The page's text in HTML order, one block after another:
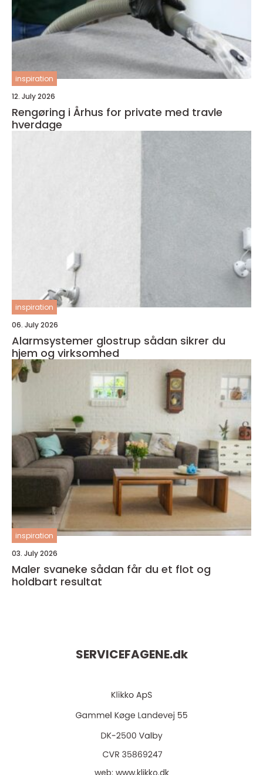
inspiration
12. July 2026
Rengøring i Århus for private med travle
hverdage
inspiration
06. July 2026
Alarmsystemer glostrup sådan sikrer du
hjem og virksomhed
inspiration
03. July 2026
Maler svaneke sådan får du et flot og
holdbart resultat
SERVICEFAGENE.dk
web: www.klikko.dk